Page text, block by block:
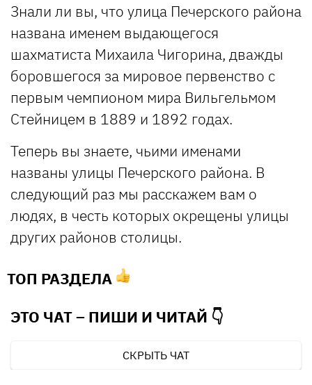
Знали ли вы, что улица Печерского района
названа именем выдающегося
шахматиста Михаила Чигорина, дважды
боровшегося за мировое первенство с
первым чемпионом мира Вильгельмом
Стейницем в 1889 и 1892 годах.
Теперь вы знаете, чьими именами
названы улицы Печерского района. В
следующий раз мы расскажем вам о
людях, в честь которых окрещены улицы
других районов столицы.
ТОП РАЗДЕЛА
ЭТО ЧАТ – ПИШИ И ЧИТАЙ 👇
СКРЫТЬ ЧАТ